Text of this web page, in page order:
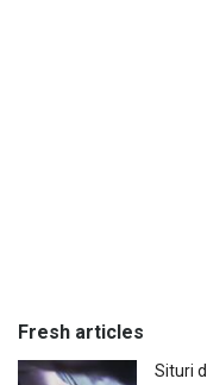
Fresh articles
Situri